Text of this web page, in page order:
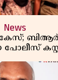
News